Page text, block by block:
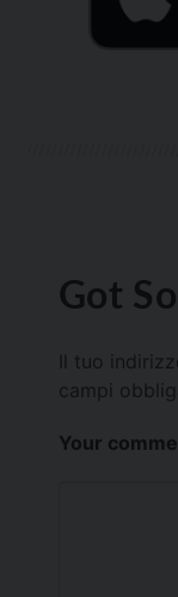
Got
Il tuo
campi
Your